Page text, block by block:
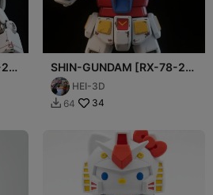
SHIN-GUNDAM [RX-78-2
CUSTOM] : Chibi Defender
Ver.1HEI-3D
 64 34